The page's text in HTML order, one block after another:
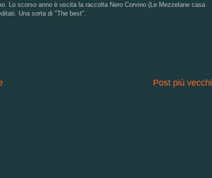
Lo scorso anno è uscita la raccolta Nero Corvino (Le Mezzelane casa
Una sorta di "The best".
Post più vecchi